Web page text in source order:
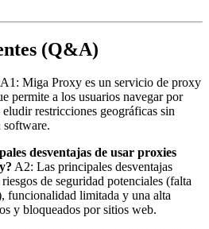
(Q&A)
A1: Miga Proxy es un servicio de proxy
permite a los usuarios navegar por
restricciones geográficas sin
software.
desventajas de usar proxies
A2: Las principales desventajas
de seguridad potenciales (falta
funcionalidad limitada y una alta
y bloqueados por sitios web.